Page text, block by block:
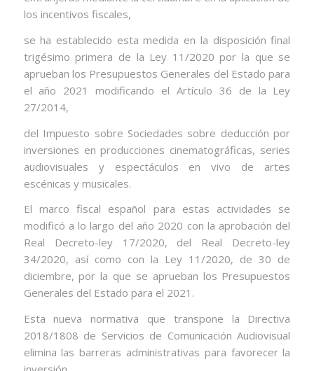
los incentivos fiscales,
se ha establecido esta medida en la disposición final
trigésimo primera de la Ley 11/2020 por la que se
aprueban los Presupuestos Generales del Estado para
el año 2021 modificando el Artículo 36 de la Ley
27/2014,
del Impuesto sobre Sociedades sobre deducción por
inversiones en producciones cinematográficas, series
audiovisuales y espectáculos en vivo de artes
escénicas y musicales.
El marco fiscal español para estas actividades se
modificó a lo largo del año 2020 con la aprobación del
Real Decreto-ley 17/2020, del Real Decreto-ley
34/2020, así como con la Ley 11/2020, de 30 de
diciembre, por la que se aprueban los Presupuestos
Generales del Estado para el 2021.
Esta nueva normativa que transpone la Directiva
2018/1808 de Servicios de Comunicación Audiovisual
elimina las barreras administrativas para favorecer la